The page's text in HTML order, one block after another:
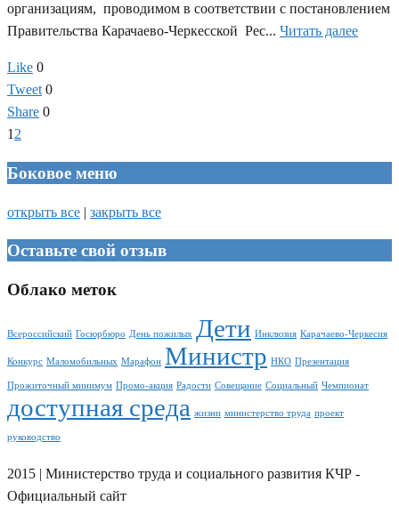
организациям, проводимом в соответствии с постановлением
Правительства Карачаево-Черкесской Рес... Читать далее
Like 0
Tweet 0
Share 0
1 2
Боковое меню
открыть все | закрыть все
Оставьте свой отзыв
Облако меток
Всероссийский Госюрбюро День пожилых Дети Инклюзия Карачаево-Черкесия
Конкурс Маломобильных Марафон Министр НКО Презентация
Прожиточный минимум Промо-акция Радости Совещание Социальный Чемпионат
доступная среда жизни министерство труда проект
руководство
2015 | Министерство труда и социального развития КЧР -
Официальный сайт